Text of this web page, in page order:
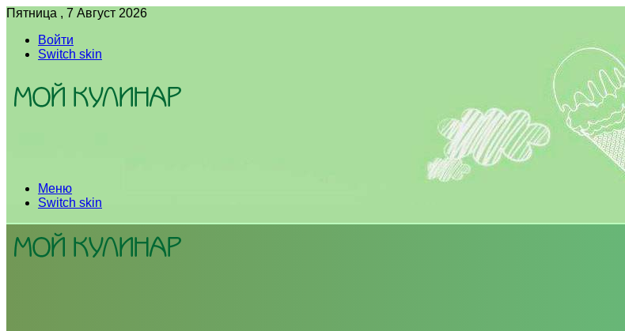
Пятница , 7 Август 2026
Войти
Switch skin
Меню
Switch skin